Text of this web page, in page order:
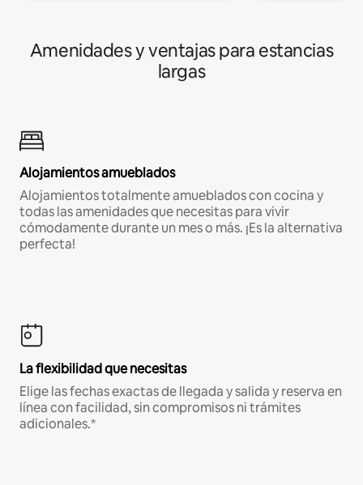
Amenidades y ventajas para estancias
largas
Alojamientos amueblados
Alojamientos totalmente amueblados con cocina y
todas las amenidades que necesitas para vivir
cómodamente durante un mes o más. ¡Es la alternativa
perfecta!
La flexibilidad que necesitas
Elige las fechas exactas de llegada y salida y reserva en
línea con facilidad, sin compromisos ni trámites
adicionales.*